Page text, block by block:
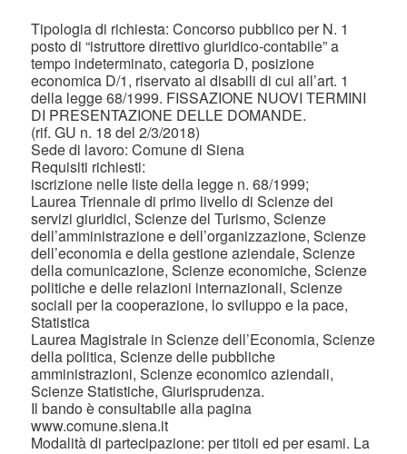
Tipologia di richiesta: Concorso pubblico per N. 1
posto di “istruttore direttivo giuridico-contabile” a
tempo indeterminato, categoria D, posizione
economica D/1, riservato ai disabili di cui all’art. 1
della legge 68/1999. FISSAZIONE NUOVI TERMINI
DI PRESENTAZIONE DELLE DOMANDE.
(rif. GU n. 18 del 2/3/2018)
Sede di lavoro: Comune di Siena
Requisiti richiesti:
iscrizione nelle liste della legge n. 68/1999;
Laurea Triennale di primo livello di Scienze dei
servizi giuridici, Scienze del Turismo, Scienze
dell’amministrazione e dell’organizzazione, Scienze
dell’economia e della gestione aziendale, Scienze
della comunicazione, Scienze economiche, Scienze
politiche e delle relazioni internazionali, Scienze
sociali per la cooperazione, lo sviluppo e la pace,
Statistica
Laurea Magistrale in Scienze dell’Economia, Scienze
della politica, Scienze delle pubbliche
amministrazioni, Scienze economico aziendali,
Scienze Statistiche, Giurisprudenza.
Il bando è consultabile alla pagina
www.comune.siena.it
Modalità di partecipazione: per titoli ed per esami. La